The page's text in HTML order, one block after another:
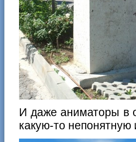
И даже аниматоры в
какую-то непонятную